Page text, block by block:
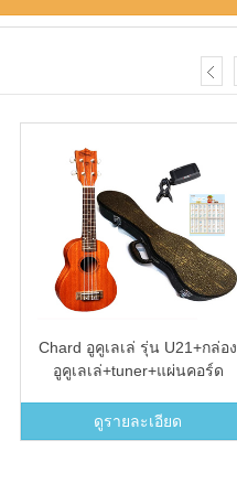
Chard อูคูเลเล่ รุ่น U21+กล่อง
อูคูเลเล่+tuner+แผ่นคอร์ด
ดูรายละเอียด